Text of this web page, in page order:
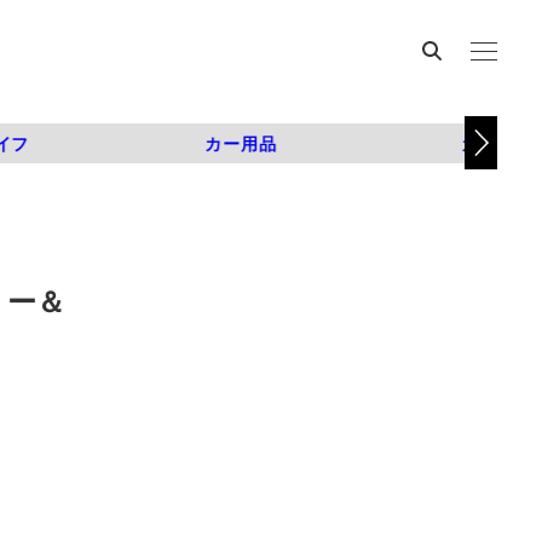
フ カー用品 カスタム
＆